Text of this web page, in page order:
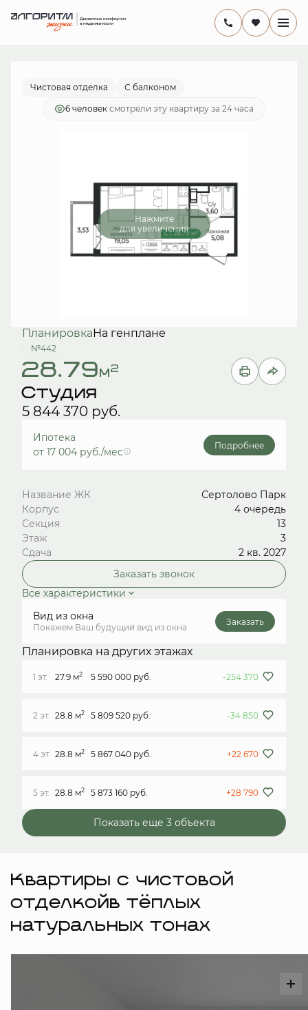
Студия 28.79 м
5 844 370 руб.
от 17 004 руб./мес.
Чистовая отделка С балконом
6 человек смотрели эту квартиру за 24 часа
Нажмите
для увеличения
ПланировкаНа генплане
№442
28.79м2
Студия
5 844 370 руб.
Ипотека
от 17 004 руб./мес
Подробнее
Название ЖК
Сертолово Парк
Корпус
4 очередь
Секция
13
Этаж
3
Сдача
2 кв. 2027
Заказать звонок
Все характеристики
Вид из окна
Покажем Ваш будущий вид из окна
Заказать
Планировка на других этажах
1 эт. 27.9 м2 5 590 000 руб. -254 370
2 эт. 28.8 м2 5 809 520 руб. -34 850
4 эт. 28.8 м2 5 867 040 руб. +22 670
5 эт. 28.8 м2 5 873 160 руб. +28 790
Показать еще 3 объектa
Квартиры с чистовой
отделкойв тёплых
натуральных тонах